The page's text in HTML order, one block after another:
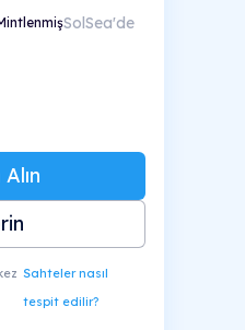
SolSea'de
Sahteler nasıl
tespit edilir?